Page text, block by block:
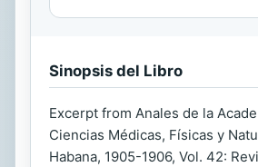
Sinopsis del Libro
Excerpt from Anales de la
Ciencias Médicas, Físicas y
Habana, 1905-1906, Vol. 42: